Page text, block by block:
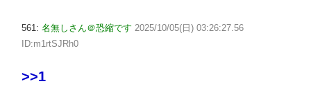
561: 名無しさん＠恐縮です 2025/10/05(日) 03:26:27.56
ID:m1rtSJRh0
>>1